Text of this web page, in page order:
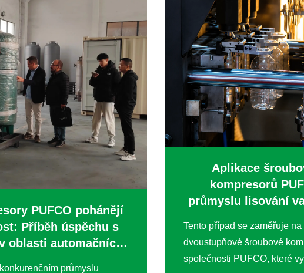
PUFCO pohánějí
Příběh úspěchu s
oblasti automačních
průmyslu
Aplikace
kompresorů
průmyslu lisování
Tento případ se zaměřuje
dvoustupňové šroubové
společnosti PUFCO, které